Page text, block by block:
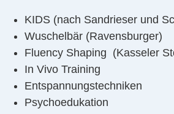
KIDS (nach Sandrieser und
Wuschelbär (Ravensburger)
Fluency Shaping (Kasseler
In Vivo Training
Entspannungstechniken
Psychoedukation